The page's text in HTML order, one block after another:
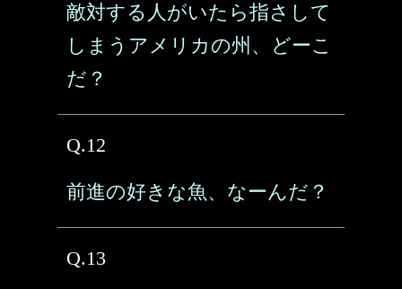
敵対する人がいたら指さして
しまうアメリカの州、どーこ
だ？
Q.12
前進の好きな魚、なーんだ？
Q.13